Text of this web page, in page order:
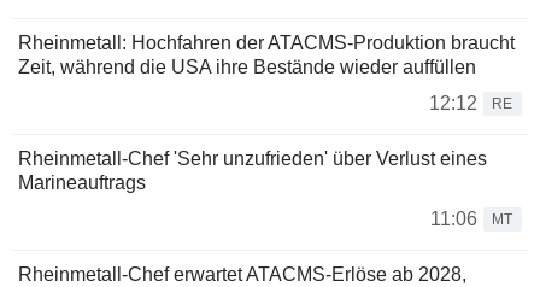
Rheinmetall: Hochfahren der ATACMS-Produktion braucht
Zeit, während die USA ihre Bestände wieder auffüllen
12:12
RE
Rheinmetall-Chef 'Sehr unzufrieden' über Verlust eines
Marineauftrags
11:06
MT
Rheinmetall-Chef erwartet ATACMS-Erlöse ab 2028,